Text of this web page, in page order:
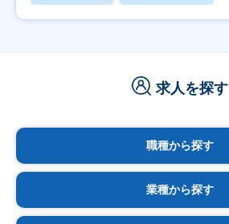
求人を探す
職種から探す
業種から探す